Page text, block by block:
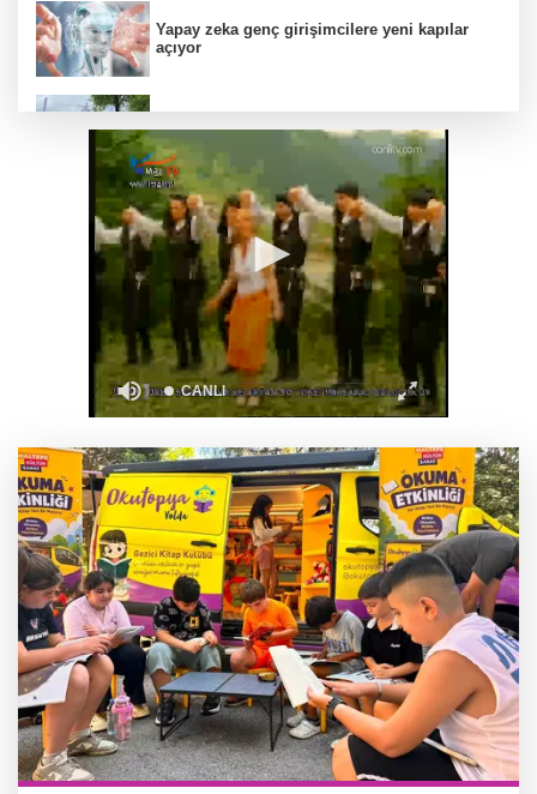
Yapay zeka genç girişimcilere yeni kapılar
açıyor
sığmaz
Gebze’nin geleceği için Başkent'te güçlü
temaslar
Hakkari'de JİHA destekli operasyonda 253
kilo esrar ele geçirildi
Keşan Kent Konseyi'nden muhtarlara nezaket
ziyareti